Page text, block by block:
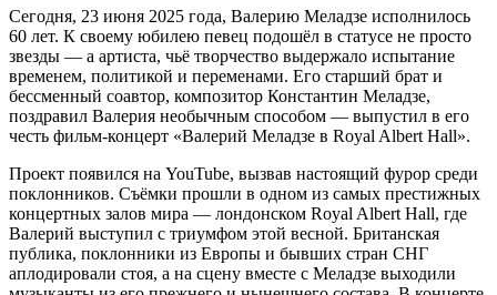
Сегодня, 23 июня 2025 года, Валерию Меладзе исполнилось
60 лет. К своему юбилею певец подошёл в статусе не просто
звезды — а артиста, чьё творчество выдержало испытание
временем, политикой и переменами. Его старший брат и
бессменный соавтор, композитор Константин Меладзе,
поздравил Валерия необычным способом — выпустил в его
честь фильм-концерт «Валерий Меладзе в Royal Albert Hall».
Проект появился на YouTube, вызвав настоящий фурор среди
поклонников. Съёмки прошли в одном из самых престижных
концертных залов мира — лондонском Royal Albert Hall, где
Валерий выступил с триумфом этой весной. Британская
публика, поклонники из Европы и бывших стран СНГ
аплодировали стоя, а на сцену вместе с Меладзе выходили